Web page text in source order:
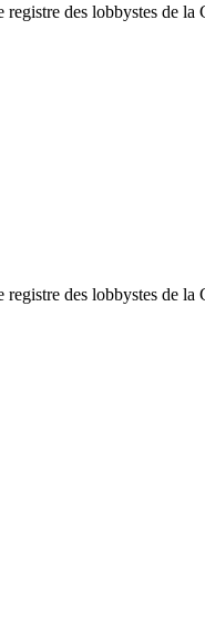
des lobbystes de
des lobbystes de